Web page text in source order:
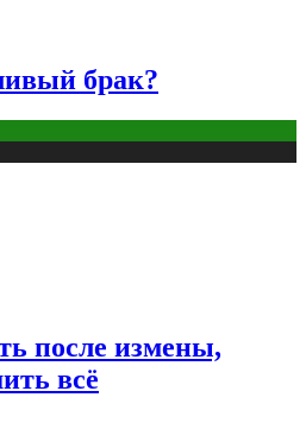
брак?
после измены,
всё